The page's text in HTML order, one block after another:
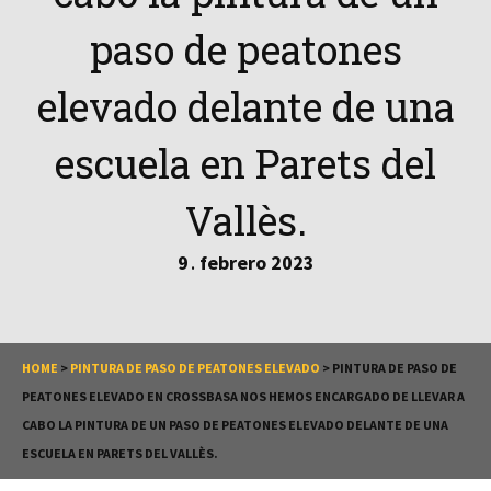
paso de peatones
elevado delante de una
escuela en Parets del
Vallès.
9 . febrero 2023
HOME > PINTURA DE PASO DE PEATONES ELEVADO > PINTURA DE PASO DE
PEATONES ELEVADO EN CROSSBASA NOS HEMOS ENCARGADO DE LLEVAR A
CABO LA PINTURA DE UN PASO DE PEATONES ELEVADO DELANTE DE UNA
ESCUELA EN PARETS DEL VALLÈS.